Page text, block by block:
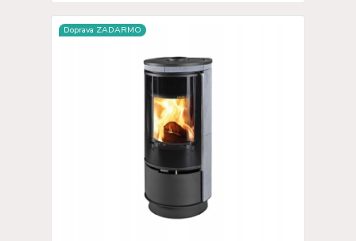
Doprava ZADARMO